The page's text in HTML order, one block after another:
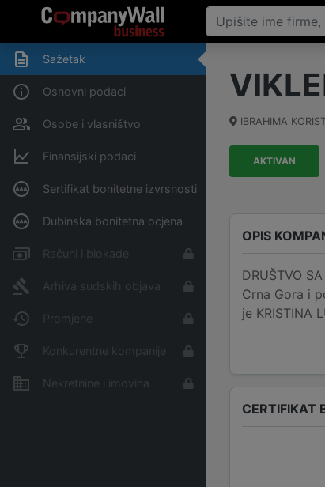
Sažetak
Osnovni podaci
Osobe i vlasništvo
Finansijski podaci
Sertifikat bonitetne izvrsnosti
Dubinska bonitetna ocjena
Računi i blokade
Arhiva sudskih objava
Promjene
Konkurentne kompanije
Nekretnine i imovina
IBRAHIMA
AKTIVAN
OPIS
DRUŠTVO
Crna Gora i
je KRISTINA
CERTIFIKAT